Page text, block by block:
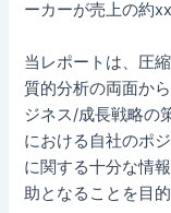
ーカーが売上の約
当レポートは、圧
質的分析の両面か
ジネス/成長戦略の
における自社のポ
に関する十分な情
助となることを目